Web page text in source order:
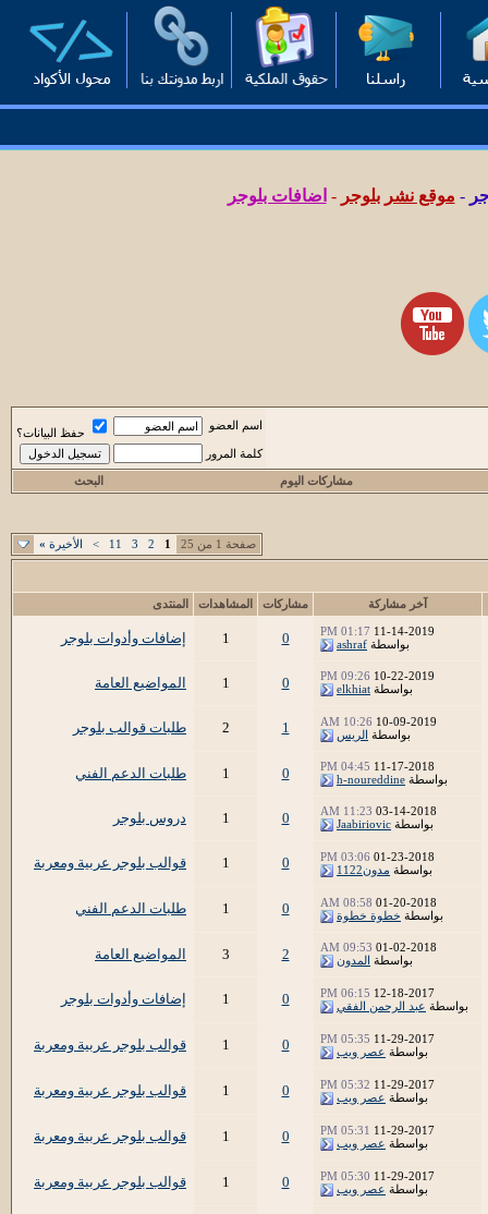
- موقع نشر بلوجر - اضافات بلوجر
اسم العضو
حفظ البيانات؟
كلمة المرور
مشاركات اليوم البحث
صفحة 1 من 25 1
2
3
11
> الأخيرة »
آخر مشاركة مشاركات المشاهدات المنتدى
11-14-2019
01:17 PM
بواسطة ashraf
0
1 إضافات وأدوات بلوجر
10-22-2019
09:26 PM
بواسطة elkhiat
0
1 المواضيع العامة
10-09-2019
10:26 AM
بواسطة الريس 1
2 طلبات قوالب بلوجر
11-17-2018
04:45 PM
بواسطة h-noureddine
0
1 طلبات الدعم الفني
03-14-2018
11:23 AM
بواسطة Jaabiriovic
0
1 دروس بلوجر
01-23-2018
03:06 PM
بواسطة مدون1122 0
1 قوالب بلوجر عربية ومعربة
01-20-2018
08:58 AM
بواسطة خطوة خطوة 0
1 طلبات الدعم الفني
01-02-2018
09:53 AM
بواسطة المدون 2
3 المواضيع العامة
12-18-2017
06:15 PM
بواسطة عبد الرحمن الفقي 0
1 إضافات وأدوات بلوجر
11-29-2017
05:35 PM
بواسطة عصر ويب 0
1 قوالب بلوجر عربية ومعربة
11-29-2017
05:32 PM
بواسطة عصر ويب 0
1 قوالب بلوجر عربية ومعربة
11-29-2017
05:31 PM
بواسطة عصر ويب 0
1 قوالب بلوجر عربية ومعربة
11-29-2017
05:30 PM
بواسطة عصر ويب 0
1 قوالب بلوجر عربية ومعربة